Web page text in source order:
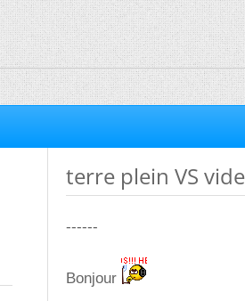
terre plein VS
------
Bonjour